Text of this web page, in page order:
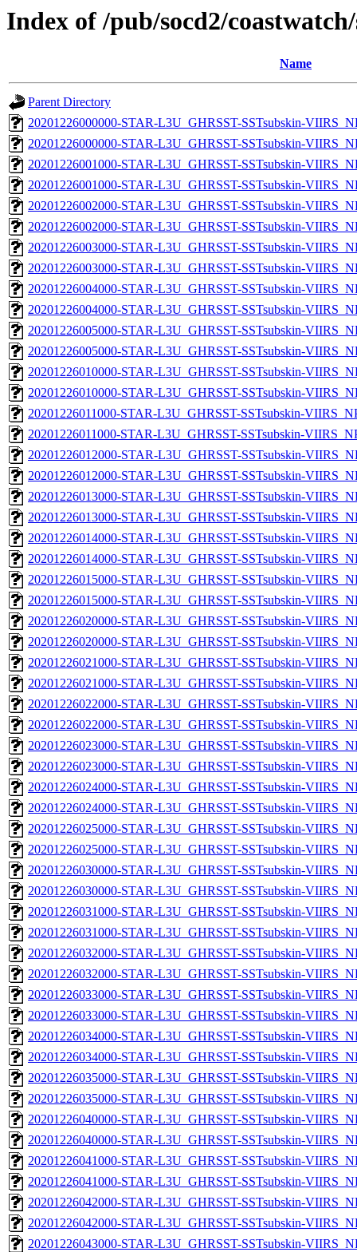
Index of /pub/socd2/
Name
Parent Directory
20201226000000-STAR-L3U_GHRSST-SSTsubskin-
20201226000000-STAR-L3U_GHRSST-SSTsubskin-
20201226001000-STAR-L3U_GHRSST-SSTsubskin-
20201226001000-STAR-L3U_GHRSST-SSTsubskin-
20201226002000-STAR-L3U_GHRSST-SSTsubskin-
20201226002000-STAR-L3U_GHRSST-SSTsubskin-
20201226003000-STAR-L3U_GHRSST-SSTsubskin-
20201226003000-STAR-L3U_GHRSST-SSTsubskin-
20201226004000-STAR-L3U_GHRSST-SSTsubskin-
20201226004000-STAR-L3U_GHRSST-SSTsubskin-
20201226005000-STAR-L3U_GHRSST-SSTsubskin-
20201226005000-STAR-L3U_GHRSST-SSTsubskin-
20201226010000-STAR-L3U_GHRSST-SSTsubskin-
20201226010000-STAR-L3U_GHRSST-SSTsubskin-
20201226011000-STAR-L3U_GHRSST-SSTsubskin-
20201226011000-STAR-L3U_GHRSST-SSTsubskin-
20201226012000-STAR-L3U_GHRSST-SSTsubskin-
20201226012000-STAR-L3U_GHRSST-SSTsubskin-
20201226013000-STAR-L3U_GHRSST-SSTsubskin-
20201226013000-STAR-L3U_GHRSST-SSTsubskin-
20201226014000-STAR-L3U_GHRSST-SSTsubskin-
20201226014000-STAR-L3U_GHRSST-SSTsubskin-
20201226015000-STAR-L3U_GHRSST-SSTsubskin-
20201226015000-STAR-L3U_GHRSST-SSTsubskin-
20201226020000-STAR-L3U_GHRSST-SSTsubskin-
20201226020000-STAR-L3U_GHRSST-SSTsubskin-
20201226021000-STAR-L3U_GHRSST-SSTsubskin-
20201226021000-STAR-L3U_GHRSST-SSTsubskin-
20201226022000-STAR-L3U_GHRSST-SSTsubskin-
20201226022000-STAR-L3U_GHRSST-SSTsubskin-
20201226023000-STAR-L3U_GHRSST-SSTsubskin-
20201226023000-STAR-L3U_GHRSST-SSTsubskin-
20201226024000-STAR-L3U_GHRSST-SSTsubskin-
20201226024000-STAR-L3U_GHRSST-SSTsubskin-
20201226025000-STAR-L3U_GHRSST-SSTsubskin-
20201226025000-STAR-L3U_GHRSST-SSTsubskin-
20201226030000-STAR-L3U_GHRSST-SSTsubskin-
20201226030000-STAR-L3U_GHRSST-SSTsubskin-
20201226031000-STAR-L3U_GHRSST-SSTsubskin-
20201226031000-STAR-L3U_GHRSST-SSTsubskin-
20201226032000-STAR-L3U_GHRSST-SSTsubskin-
20201226032000-STAR-L3U_GHRSST-SSTsubskin-
20201226033000-STAR-L3U_GHRSST-SSTsubskin-
20201226033000-STAR-L3U_GHRSST-SSTsubskin-
20201226034000-STAR-L3U_GHRSST-SSTsubskin-
20201226034000-STAR-L3U_GHRSST-SSTsubskin-
20201226035000-STAR-L3U_GHRSST-SSTsubskin-
20201226035000-STAR-L3U_GHRSST-SSTsubskin-
20201226040000-STAR-L3U_GHRSST-SSTsubskin-
20201226040000-STAR-L3U_GHRSST-SSTsubskin-
20201226041000-STAR-L3U_GHRSST-SSTsubskin-
20201226041000-STAR-L3U_GHRSST-SSTsubskin-
20201226042000-STAR-L3U_GHRSST-SSTsubskin-
20201226042000-STAR-L3U_GHRSST-SSTsubskin-
20201226043000-STAR-L3U_GHRSST-SSTsubskin-